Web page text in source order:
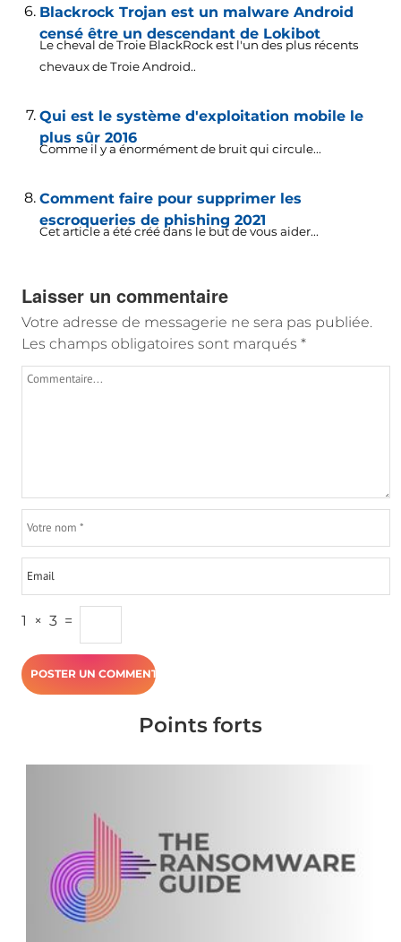
Blackrock Trojan est un malware Android
censé être un descendant de Lokibot
Le cheval de Troie BlackRock est l'un des plus récents
chevaux de Troie Android..
Qui est le système d'exploitation mobile le
plus sûr 2016
Comme il y a énormément de bruit qui circule...
Comment faire pour supprimer les
escroqueries de phishing 2021
Cet article a été créé dans le but de vous aider...
Laisser un commentaire
Votre adresse de messagerie ne sera pas publiée.
Les champs obligatoires sont marqués *
1 × 3 =
Points forts